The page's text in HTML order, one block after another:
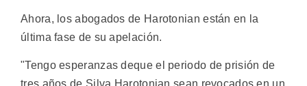
Ahora, los abogados de Harotonian están en la
última fase de su apelación.
"Tengo esperanzas deque el periodo de prisión de